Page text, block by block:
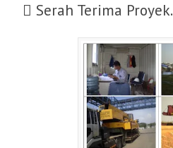
 Serah Terima Proyek.